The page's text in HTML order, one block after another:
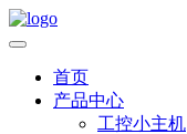
首页
产品中心
工控小主机